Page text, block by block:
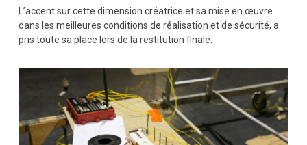
L’accent sur cette dimension créatrice et sa mise en œuvre
dans les meilleures conditions de réalisation et de sécurité, a
pris toute sa place lors de la restitution finale.